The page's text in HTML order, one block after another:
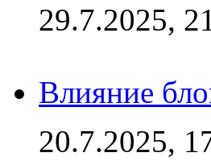
29.7.2025,
Влияние
20.7.2025,